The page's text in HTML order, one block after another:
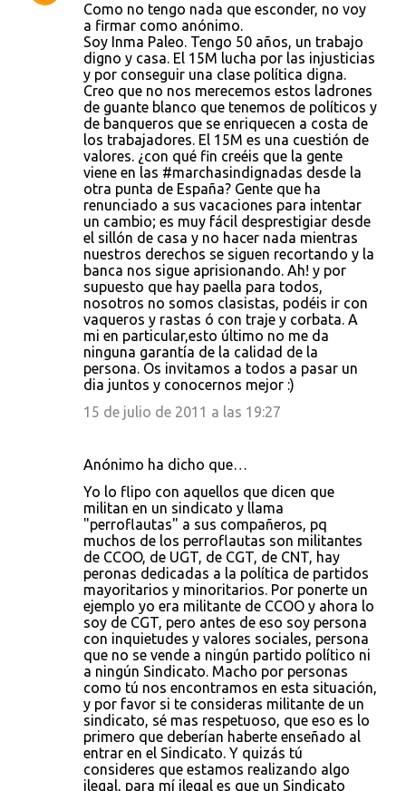
Como no tengo nada que esconder, no voy
a firmar como anónimo.
Soy Inma Paleo. Tengo 50 años, un trabajo
digno y casa. El 15M lucha por las injusticias
y por conseguir una clase política digna.
Creo que no nos merecemos estos ladrones
de guante blanco que tenemos de políticos y
de banqueros que se enriquecen a costa de
los trabajadores. El 15M es una cuestión de
valores. ¿con qué fin creéis que la gente
viene en las #marchasindignadas desde la
otra punta de España? Gente que ha
renunciado a sus vacaciones para intentar
un cambio; es muy fácil desprestigiar desde
el sillón de casa y no hacer nada mientras
nuestros derechos se siguen recortando y la
banca nos sigue aprisionando. Ah! y por
supuesto que hay paella para todos,
nosotros no somos clasistas, podéis ir con
vaqueros y rastas ó con traje y corbata. A
mi en particular,esto último no me da
ninguna garantía de la calidad de la
persona. Os invitamos a todos a pasar un
dia juntos y conocernos mejor :)
15 de julio de 2011 a las 19:27
Anónimo ha dicho que…
Yo lo flipo con aquellos que dicen que
militan en un sindicato y llama
"perroflautas" a sus compañeros, pq
muchos de los perroflautas son militantes
de CCOO, de UGT, de CGT, de CNT, hay
peronas dedicadas a la política de partidos
mayoritarios y minoritarios. Por ponerte un
ejemplo yo era militante de CCOO y ahora lo
soy de CGT, pero antes de eso soy persona
con inquietudes y valores sociales, persona
que no se vende a ningún partido político ni
a ningún Sindicato. Macho por personas
como tú nos encontramos en esta situación,
y por favor si te consideras militante de un
sindicato, sé mas respetuoso, que eso es lo
primero que deberían haberte enseñado al
entrar en el Sindicato. Y quizás tú
consideres que estamos realizando algo
ilegal, para mí ilegal es que un Sindicato